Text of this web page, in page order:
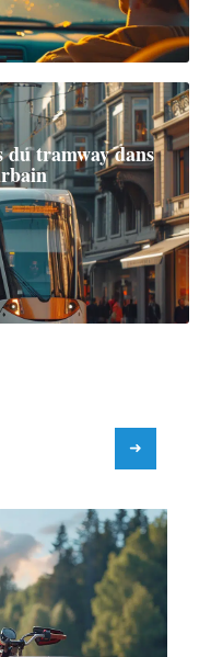
du tramway dans